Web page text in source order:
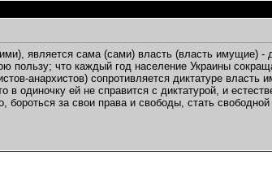
является сама (сами) власть (власть имущие) -
пользу; что каждый год население Украины
анархистов) сопротивляется диктатуре
в одиночку ей не справится с диктатурой, и
бороться за свои права и свободы, стать